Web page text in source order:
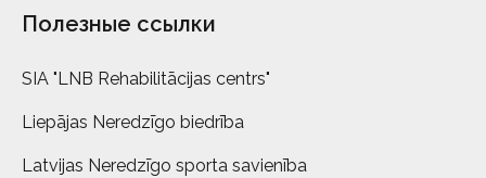
Полезные ссылки
SIA "LNB Rehabilitācijas centrs"
Liepājas Neredzīgo biedrība
Latvijas Neredzīgo sporta savienība